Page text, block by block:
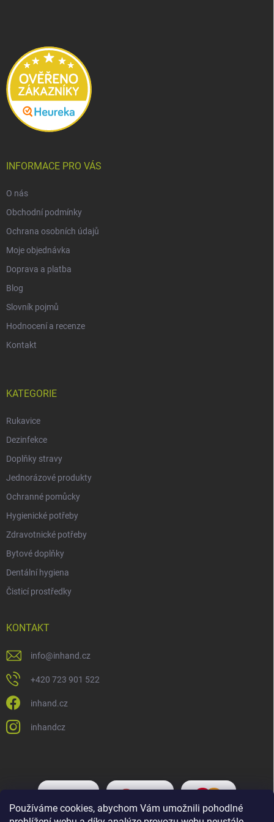
Používáme cookies, abychom Vám umožnili pohodlné
INFORMACE PRO VÁS
O nás
Obchodní podmínky
Ochrana osobních údajů
Moje objednávka
Doprava a platba
Blog
Slovník pojmů
Hodnocení a recenze
Kontakt
KATEGORIE
Rukavice
Dezinfekce
Doplňky stravy
Jednorázové produkty
Ochranné pomůcky
Hygienické potřeby
Zdravotnické potřeby
Bytové doplňky
Dentální hygiena
Čisticí prostředky
KONTAKT
info@inhand.cz
+420 723 901 522
inhand.cz
inhandcz